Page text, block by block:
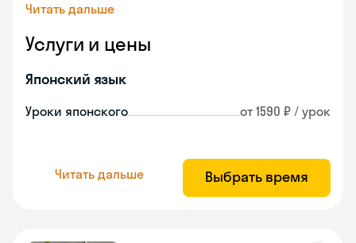
Читать дальше
Услуги и цены
Японский язык
Уроки японского от 1590 ₽ / урок
Читать дальше Выбрать время